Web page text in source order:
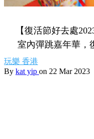
【復活節好去處
室內彈跳嘉年華，
玩樂 香港
By kat yip on 22 Mar 2023